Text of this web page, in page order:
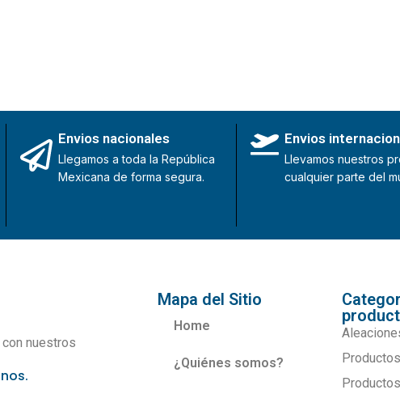
Envios nacionales
Llegamos a toda la República
Mexicana de forma segura.
Envios
Llevamos nuestros
cualquier parte del
nuestros
Mapa del Sitio
Home
¿Quiénes somos?